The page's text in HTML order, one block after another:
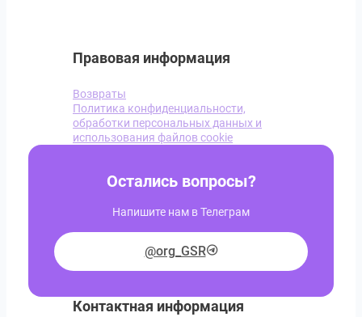
Правовая информация
Возвраты
Политика конфиденциальности,
обработки персональных данных и
использования файлов cookie
Остались вопросы?
Напишите нам в Телеграм
@org_GSR
Контактная информация